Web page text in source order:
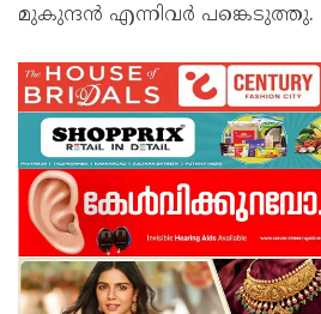
മുകുന്ദൻ എന്നിവർ പങ്കെടുത്തു.